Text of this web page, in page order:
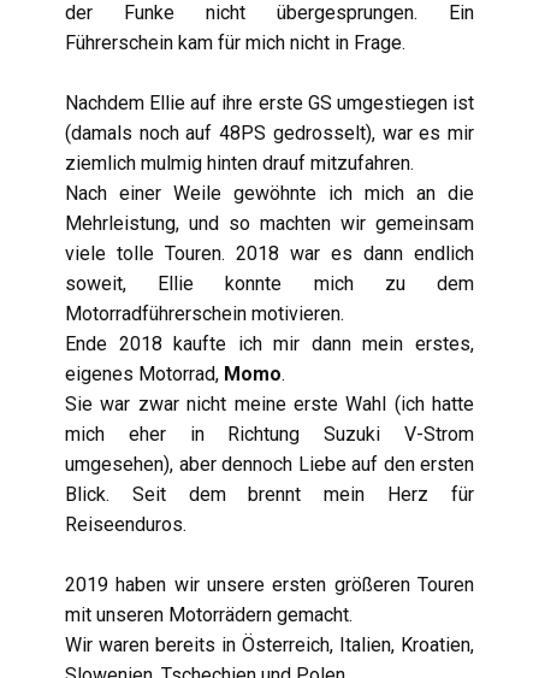
der Funke nicht übergesprungen. Ein
Führerschein kam für mich nicht in Frage.
Nachdem Ellie auf ihre erste GS umgestiegen ist
(damals noch auf 48PS gedrosselt), war es mir
ziemlich mulmig hinten drauf mitzufahren.
Nach einer Weile gewöhnte ich mich an die
Mehrleistung, und so machten wir gemeinsam
viele tolle Touren. 2018 war es dann endlich
soweit, Ellie konnte mich zu dem
Motorradführerschein motivieren.
Ende 2018 kaufte ich mir dann mein erstes,
eigenes Motorrad, Momo.
Sie war zwar nicht meine erste Wahl (ich hatte
mich eher in Richtung Suzuki V-Strom
umgesehen), aber dennoch Liebe auf den ersten
Blick. Seit dem brennt mein Herz für
Reiseenduros.
2019 haben wir unsere ersten größeren Touren
mit unseren Motorrädern gemacht.
Wir waren bereits in Österreich, Italien, Kroatien,